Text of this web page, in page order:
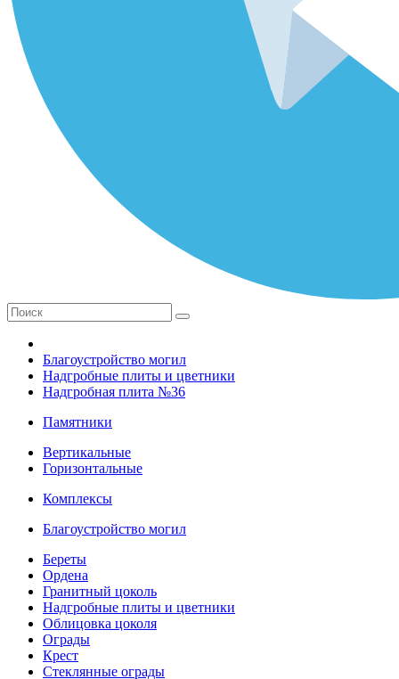
Благоустройство могил
Надгробные плиты и цветники
Надгробная плита №36
Памятники
Вертикальные
Горизонтальные
Комплексы
Благоустройство могил
Береты
Ордена
Гранитный цоколь
Надгробные плиты и цветники
Облицовка цоколя
Ограды
Крест
Стеклянные ограды